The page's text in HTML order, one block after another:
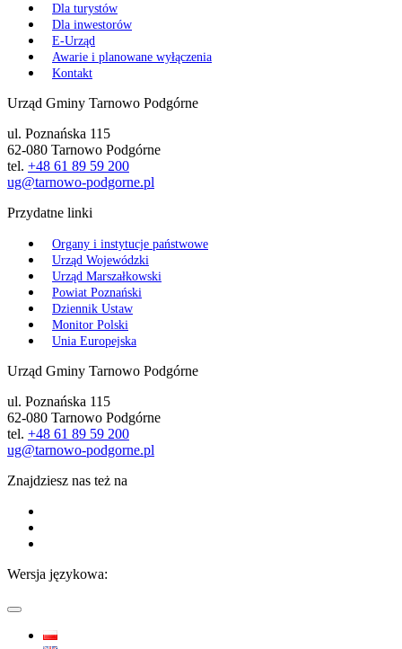
Dla turystów
Dla inwestorów
E-Urząd
Awarie i planowane wyłączenia
Kontakt
Urząd Gminy Tarnowo Podgórne
ul. Poznańska 115
62-080 Tarnowo Podgórne
tel. +48 61 89 59 200
ug@tarnowo-podgorne.pl
Przydatne linki
Organy i instytucje państwowe
Urząd Wojewódzki
Urząd Marszałkowski
Powiat Poznański
Dziennik Ustaw
Monitor Polski
Unia Europejska
Urząd Gminy Tarnowo Podgórne
ul. Poznańska 115
62-080 Tarnowo Podgórne
tel. +48 61 89 59 200
ug@tarnowo-podgorne.pl
Znajdziesz nas też na
Wersja językowa: